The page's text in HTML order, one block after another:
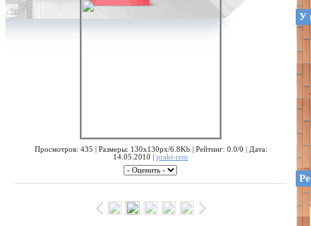
Просмотров: 435 | Размеры: 130x130px/6.8Kb | Рейтинг: 0.0/0 | Дата:
14.05.2010 | prakt-rem
У